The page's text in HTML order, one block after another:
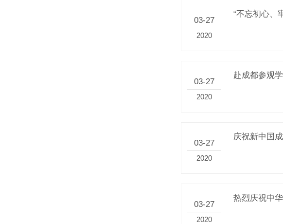
03-27
2020
“不忘初心、
03-27
2020
赴成都参观
03-27
2020
庆祝新中国
03-27
2020
热烈庆祝中